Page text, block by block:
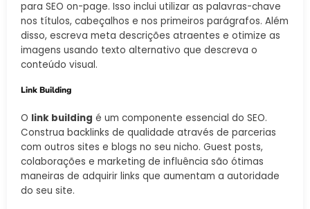
para SEO on-page. Isso inclui utilizar as palavras-chave
nos títulos, cabeçalhos e nos primeiros parágrafos. Além
disso, escreva meta descrições atraentes e otimize as
imagens usando texto alternativo que descreva o
conteúdo visual.
Link Building
O link building é um componente essencial do SEO.
Construa backlinks de qualidade através de parcerias
com outros sites e blogs no seu nicho. Guest posts,
colaborações e marketing de influência são ótimas
maneiras de adquirir links que aumentam a autoridade
do seu site.